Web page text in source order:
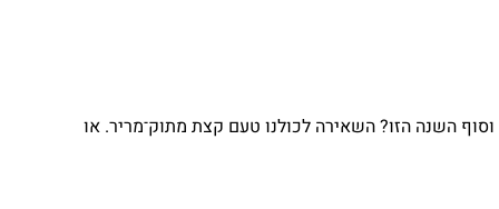
וסוף השנה הזו? השאירה לכולנו טעם קצת מתוק־מריר. או